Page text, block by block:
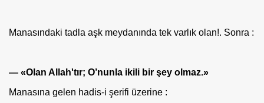
Manasındaki tadla aşk meydanında tek varlık olan!. Sonra :
— «Olan Allah'tır; O’nunla ikili bir şey olmaz.»
Manasına gelen hadis-i şerifi üzerine :